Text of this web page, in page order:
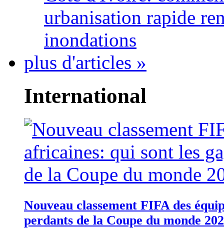
urbanisation rapide
inondations
plus d'articles »
International
Nouveau classement FIFA des
perdants de la Coupe du monde